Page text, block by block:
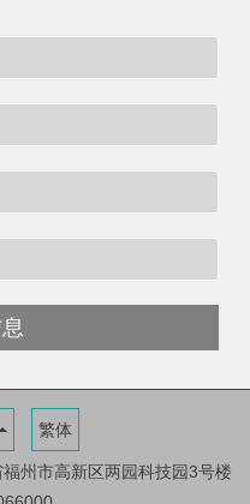
繁体
州市高新区两园科技园3号楼